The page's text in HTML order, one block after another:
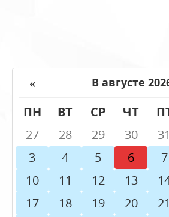
« В августе
ПН
ВТ СР ЧТ
27
28 29 30 31
3
4 5 6 7
10
11 12 13
17
18 19 20 21